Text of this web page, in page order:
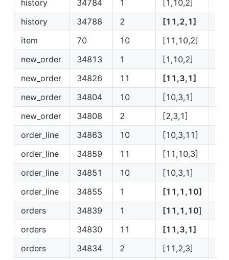
history
34784 1 [1,10,2]
history
34788 2 [11,2,1]
item
70 10 [11,10,2]
new_order
34813 1 [1,10,2]
new_order
34826 11 [11,3,1]
new_order
34804 10 [10,3,1]
new_order
34808 2 [2,3,1]
order_line
34863 10 [10,3,11]
order_line
34859 11 [11,10,3]
order_line
34851 10 [10,3,1]
order_line
34855 1 [11,1,10]
orders
34839 1 [11,1,10]
orders
34830 11 [11,3,1]
orders
34834 2 [11,2,3]